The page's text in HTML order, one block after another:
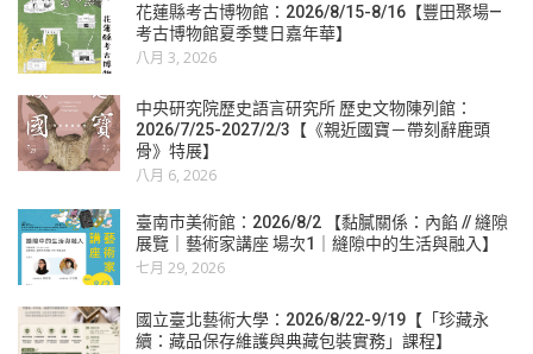
花蓮縣考古博物館：2026/8/15-8/16【豐田聚場—
考古博物館夏季雙日嘉年華】
八月 3, 2026
中央研究院歷史語言研究所 歷史文物陳列館：
2026/7/25-2027/2/3【《親近國寶－帶刻辭鹿頭
骨》特展】
八月 6, 2026
臺南市美術館：2026/8/2 【黏膩關係：內餡 // 縫隙
展覽｜藝術家講座 場次1｜縫隙中的生活與融入】
七月 29, 2026
國立臺北藝術大學：2026/8/22-9/19【「珍藏永
續：藏品保存維護與典藏包裝實務」課程】